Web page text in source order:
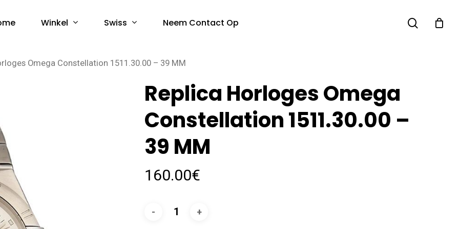
Winkel Swiss Neem Contact Op search
Omega Constellation 1511.30.00 – 39 MM
Replica Horloges Omega
Constellation 1511.30.00 –
39 MM
160.00€